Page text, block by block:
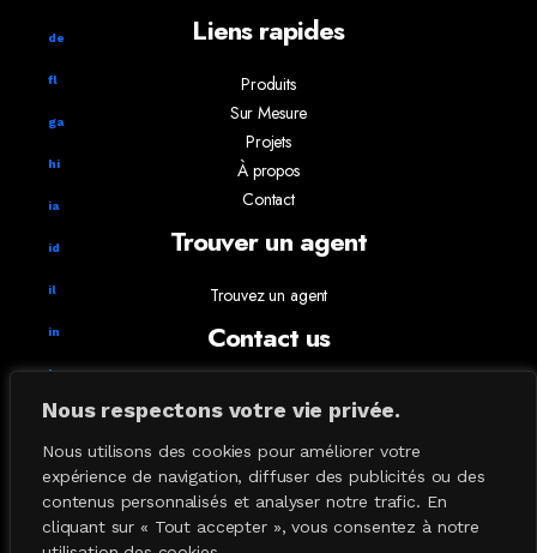
Nous respectons votre vie privée.
Nous utilisons des cookies pour améliorer votre
expérience de navigation, diffuser des publicités ou des
contenus personnalisés et analyser notre trafic. En
cliquant sur « Tout accepter », vous consentez à notre
de
fl
ga
hi
ia
id
il
in
ks
ky
la
Lampe de table
Liens rapides
Produits
Sur Mesure
Projets
À propos
Contact
Trouver un agent
Trouvez un agent
Contact us
514.807.5157
1.877.ABSOLUX